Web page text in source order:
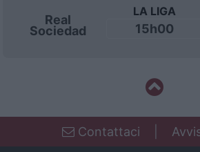
Real
Sociedad
LA LIGA
15h00
Contattaci